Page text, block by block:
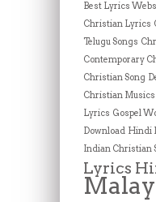
Best Lyrics
Christian Lyrics
Telugu Songs
Contemporary
Christian Song
Christian Musics
Lyrics Gospel
Download Hindi
Indian Christian
Lyrics